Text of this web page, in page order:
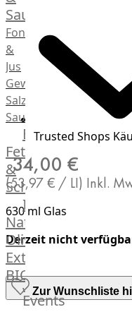
Saucen
Fonds
&
Jus
Gewürze
Salz
Saucen
Butter,
Fett
&
Schmalz
ItalianBar
Natives
Olivenöl
Extra
BIO
Veggie
Hardware
Events
Trusted Shops
34,00 €
(53,97 € / LI) Inkl.
630 ml Glas
Derzeit nicht
Zur Wunschliste